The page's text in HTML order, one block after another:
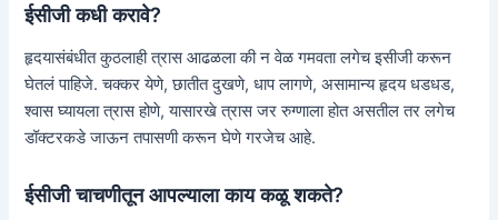
ईसीजी कधी करावे?
हृदयासंबंधीत कुठलाही त्रास आढळला की न वेळ गमवता लगेच इसीजी करून
घेतलं पाहिजे. चक्कर येणे, छातीत दुखणे, धाप लागणे, असामान्य हृदय धडधड,
श्वास घ्यायला त्रास होणे, यासारखे त्रास जर रुग्णाला होत असतील तर लगेच
डॉक्टरकडे जाऊन तपासणी करून घेणे गरजेच आहे.
ईसीजी चाचणीतून आपल्याला काय कळू शकते?